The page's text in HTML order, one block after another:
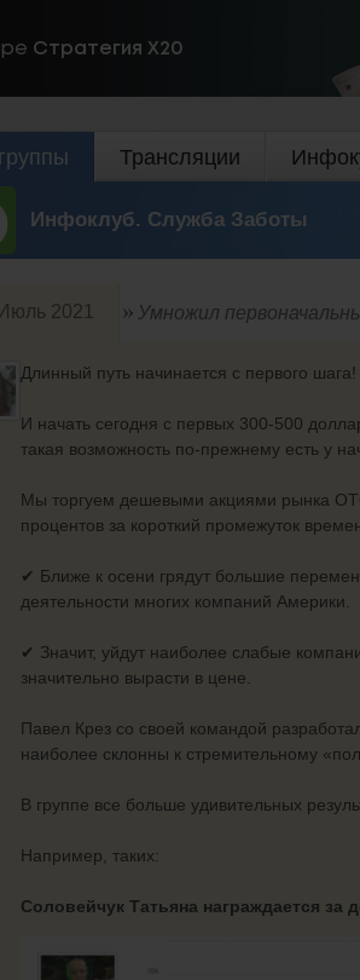
Стратегия Х20
Трансляции
Инфоклуб. Служба Заботы
2021 Умножил
Длинный путь начинается с первого шага!
И начать сегодня с первых 300-500
такая возможность по-прежнему есть у
Мы торгуем дешевыми акциями рынка
процентов за короткий промежуток
✔ Ближе к осени грядут большие
деятельности многих компаний Америки.
✔ Значит, уйдут наиболее слабые
значительно вырасти в цене.
Павел Крез со своей командой
наиболее склонны к стремительному
В группе все больше удивительных
Например, таких:
Соловейчук Татьяна награждается за